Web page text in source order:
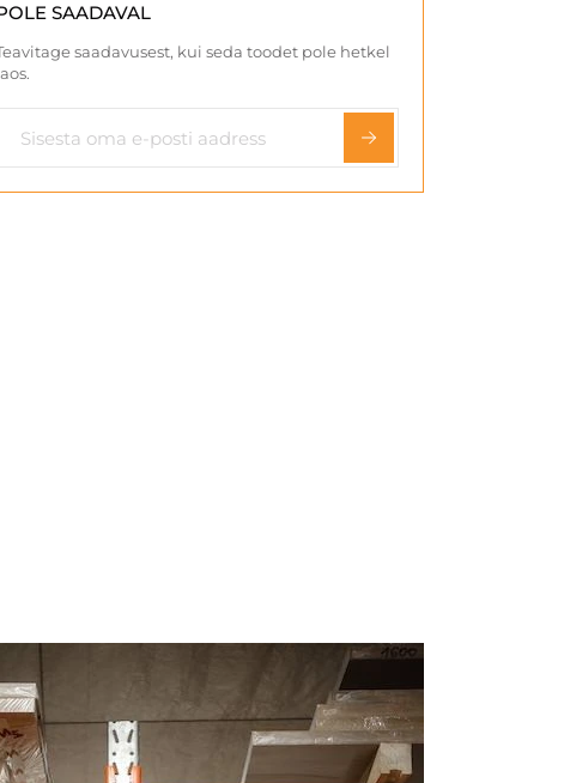
SAADAVAL
saadavusest, kui seda toodet pole hetkel